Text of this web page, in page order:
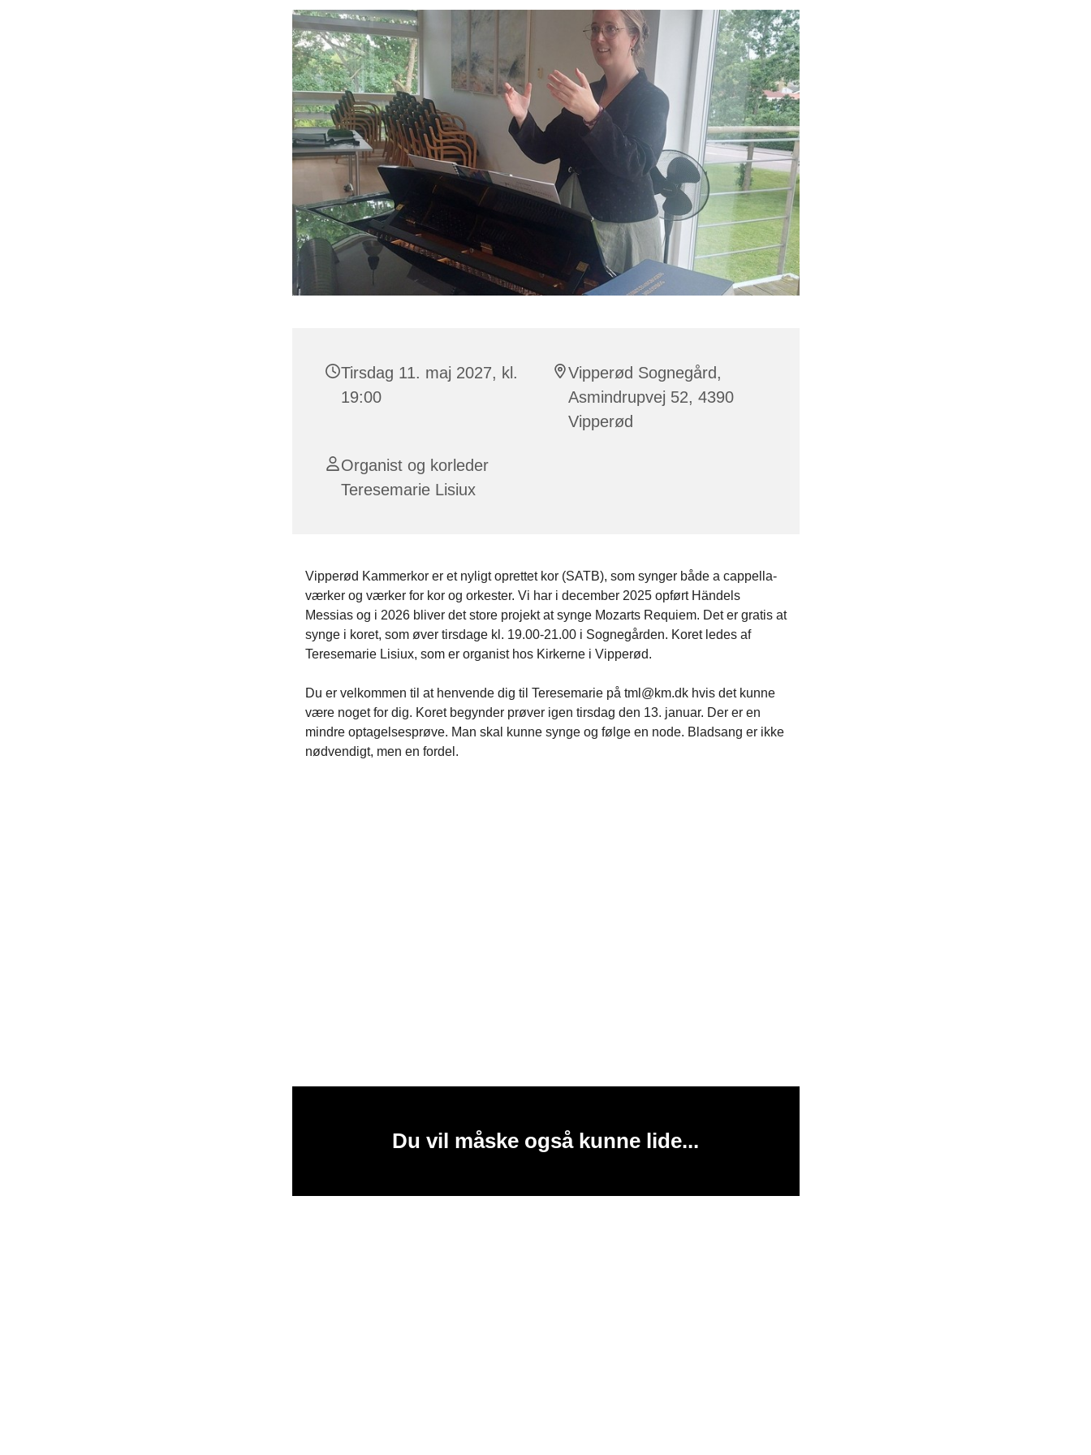
Tirsdag 11. maj 2027, kl.
19:00
Vipperød Sognegård,
Asmindrupvej 52, 4390
Vipperød
Organist og korleder
Teresemarie Lisiux
Vipperød Kammerkor er et nyligt oprettet kor (SATB), som synger både a cappella-
værker og værker for kor og orkester. Vi har i december 2025 opført Händels
Messias og i 2026 bliver det store projekt at synge Mozarts Requiem. Det er gratis at
synge i koret, som øver tirsdage kl. 19.00-21.00 i Sognegården. Koret ledes af
Teresemarie Lisiux, som er organist hos Kirkerne i Vipperød.
Du er velkommen til at henvende dig til Teresemarie på tml@km.dk hvis det kunne
være noget for dig. Koret begynder prøver igen tirsdag den 13. januar. Der er en
mindre optagelsesprøve. Man skal kunne synge og følge en node. Bladsang er ikke
nødvendigt, men en fordel.
Du vil måske også kunne lide...